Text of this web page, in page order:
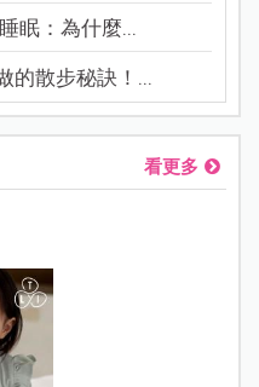
眠：為什麼...
的散步秘訣！...
看更多